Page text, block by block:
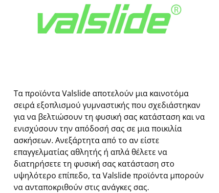
Τα προϊόντα Valslide αποτελούν μια καινοτόμα
σειρά εξοπλισμού γυμναστικής που σχεδιάστηκαν
για να βελτιώσουν τη φυσική σας κατάσταση και να
ενισχύσουν την απόδοσή σας σε μια ποικιλία
ασκήσεων. Ανεξάρτητα από το αν είστε
επαγγελματίας αθλητής ή απλά θέλετε να
διατηρήσετε τη φυσική σας κατάσταση στο
υψηλότερο επίπεδο, τα Valslide προϊόντα μπορούν
να ανταποκριθούν στις ανάγκες σας.